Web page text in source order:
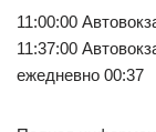
11:00:00
11:37:00
ежедневно 00:37